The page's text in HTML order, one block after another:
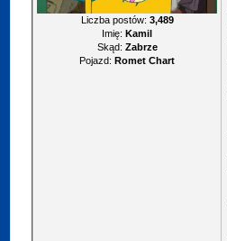
Liczba postów: 3,489
Imię: Kamil
Skąd: Zabrze
Pojazd: Romet Chart